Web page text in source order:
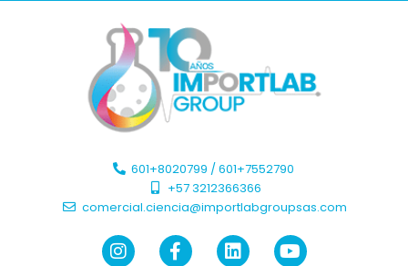
601+8020799 / 601+7552790 ​
+57 3212366366​
comercial.ciencia@importlabgroupsas.com